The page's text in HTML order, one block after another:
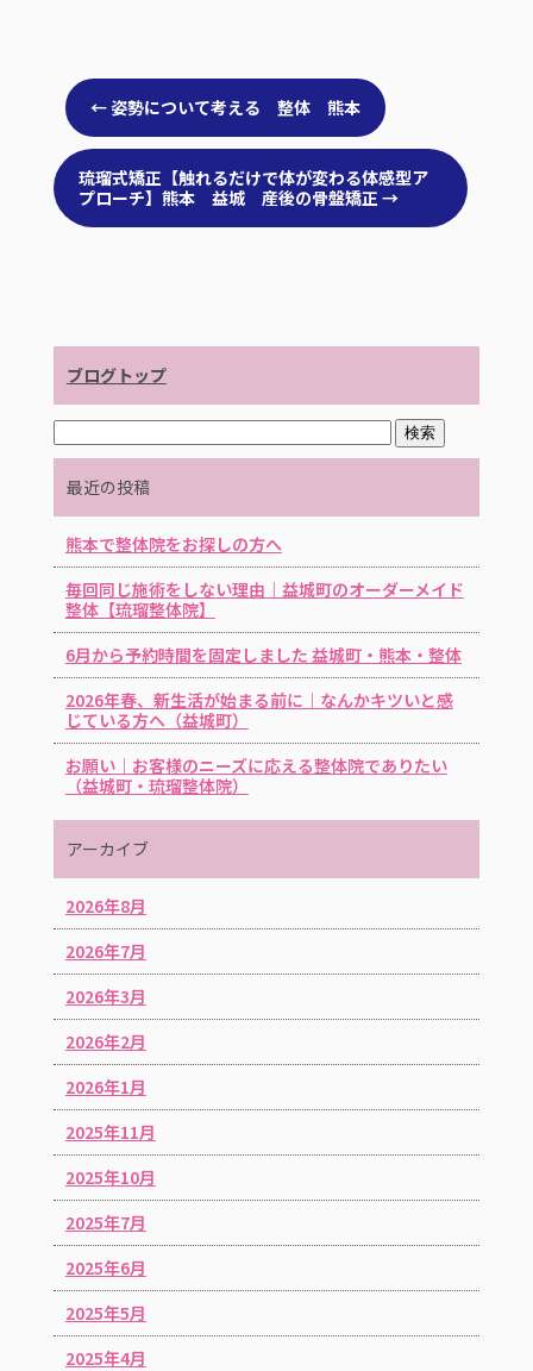
←姿勢について考える 整体 熊本
琉瑠式矯正【触れるだけで体が変わる体感型ア
プローチ】熊本 益城 産後の骨盤矯正 →
ブログトップ
最近の投稿
熊本で整体院をお探しの方へ
毎回同じ施術をしない理由｜益城町のオーダーメイド
整体【琉瑠整体院】
6月から予約時間を固定しました 益城町・熊本・整体
2026年春、新生活が始まる前に｜なんかキツいと感
じている方へ（益城町）
お願い｜お客様のニーズに応える整体院でありたい
（益城町・琉瑠整体院）
アーカイブ
2026年8月
2026年7月
2026年3月
2026年2月
2026年1月
2025年11月
2025年10月
2025年7月
2025年6月
2025年5月
2025年4月